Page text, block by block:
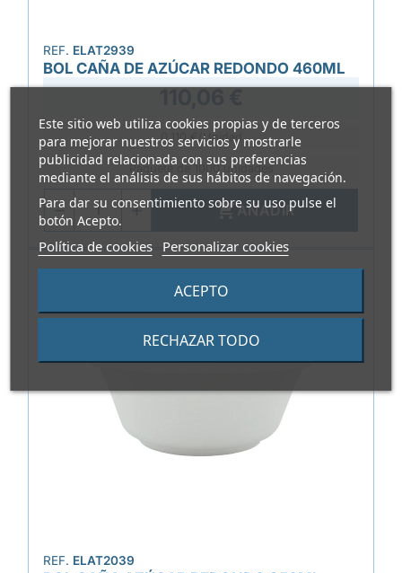
Este sitio web utiliza cookies propias y de terceros
para mejorar nuestros servicios y mostrarle
publicidad relacionada con sus preferencias
mediante el análisis de sus hábitos de navegación.
Para dar su consentimiento sobre su uso pulse el
botón Acepto.
Política de cookies Personalizar cookies
RECHAZAR TODO
ACEPTO
REF. ELAT2939
BOL CAÑA DE AZÚCAR REDONDO 460ML
0,110 €/Unidad
Paquete de 1000 unidades
AÑADIR
REF. ELAT2039